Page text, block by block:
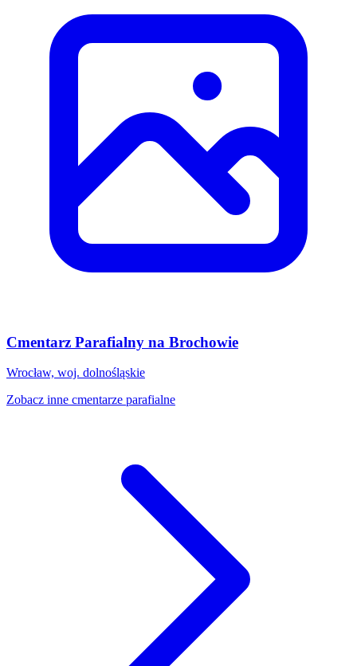
Cmentarz Parafialny na Brochowie
Wrocław, woj. dolnośląskie
Zobacz inne cmentarze parafialne